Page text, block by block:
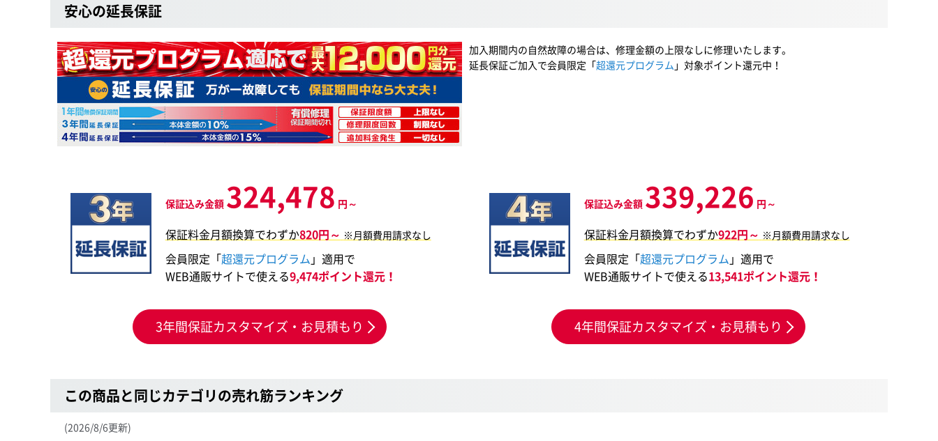
安心の延長保証
加入期間内の自然故障の場合は、修理金額の上限なしに修理いたします。
延長保証ご加入で会員限定「超還元プログラム 」対象ポイント還元中！
保証込み金額 324,478 円～
保証料金月額換算でわずか820円～ ※月額費用請求なし
会員限定「超還元プログラム 」適用で
WEB通販サイトで使える9,474ポイント還元！
3年間保証カスタマイズ・お見積もり
保証込み金額 339,226 円～
保証料金月額換算でわずか922円～ ※月額費用請求なし
会員限定「超還元プログラム 」適用で
WEB通販サイトで使える13,541ポイント還元！
4年間保証カスタマイズ・お見積もり
この商品と同じカテゴリの売れ筋ランキング
(2026/8/6更新)